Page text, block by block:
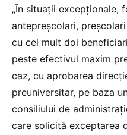
„În situații excepționale,
antepreșcolari,
cu cel mult doi
peste efectivul maxim
caz, cu aprobarea
preuniversitar, pe baza
consiliului de
care solicită exceptarea